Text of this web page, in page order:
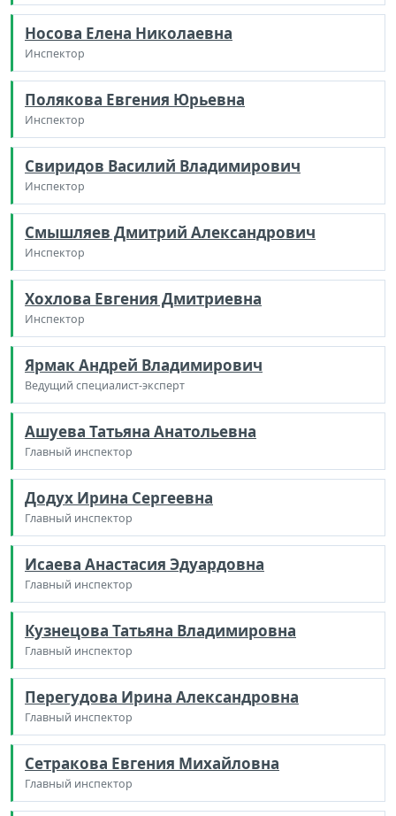
Носова Елена Николаевна
Инспектор
Полякова Евгения Юрьевна
Инспектор
Свиридов Василий Владимирович
Инспектор
Смышляев Дмитрий Александрович
Инспектор
Хохлова Евгения Дмитриевна
Инспектор
Ярмак Андрей Владимирович
Ведущий специалист-эксперт
Ашуева Татьяна Анатольевна
Главный инспектор
Додух Ирина Сергеевна
Главный инспектор
Исаева Анастасия Эдуардовна
Главный инспектор
Кузнецова Татьяна Владимировна
Главный инспектор
Перегудова Ирина Александровна
Главный инспектор
Сетракова Евгения Михайловна
Главный инспектор